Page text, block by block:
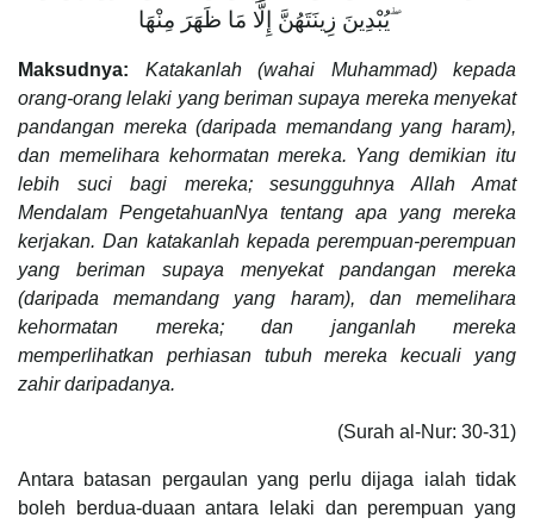
يُبْدِينَ زِينَتَهُنَّ إِلَّا مَا ظَهَرَ مِنْهَا ۖ
Maksudnya: Katakanlah (wahai Muhammad) kepada
orang-orang lelaki yang beriman supaya mereka menyekat
pandangan mereka (daripada memandang yang haram),
dan memelihara kehormatan mereka. Yang demikian itu
lebih suci bagi mereka; sesungguhnya Allah Amat
Mendalam PengetahuanNya tentang apa yang mereka
kerjakan. Dan katakanlah kepada perempuan-perempuan
yang beriman supaya menyekat pandangan mereka
(daripada memandang yang haram), dan memelihara
kehormatan mereka; dan janganlah mereka
memperlihatkan perhiasan tubuh mereka kecuali yang
zahir daripadanya.
(Surah al-Nur: 30-31)
Antara batasan pergaulan yang perlu dijaga ialah tidak
boleh berdua-duaan antara lelaki dan perempuan yang